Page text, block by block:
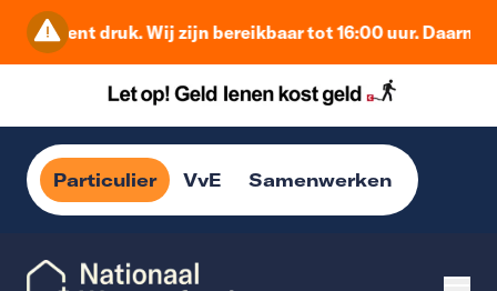
druk. Wij zijn bereikbaar tot 16:00 uur. Daarna
Particulier VvE Samenwerken